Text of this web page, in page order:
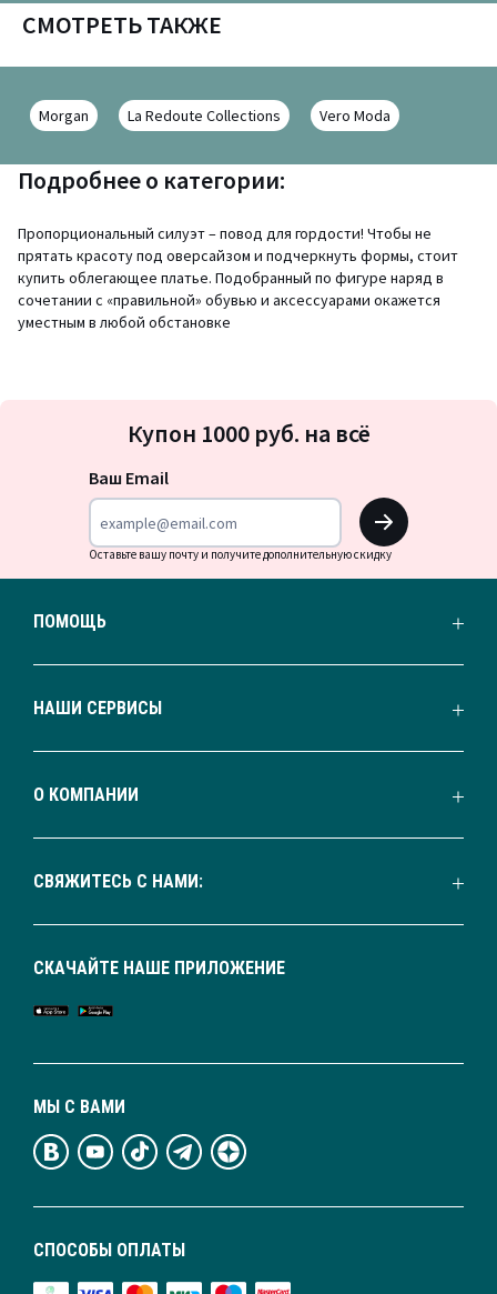
СМОТРЕТЬ ТАКЖЕ
Morgan La Redoute Collections Vero Moda
Подробнее о категории:
Пропорциональный силуэт – повод для гордости! Чтобы не
прятать красоту под оверсайзом и подчеркнуть формы, стоит
купить облегающее платье. Подобранный по фигуре наряд в
сочетании с «правильной» обувью и аксессуарами окажется
уместным в любой обстановке
на
Купон 1000 руб. на всё
Ваш Email
OK
Оставьте вашу почту и получите дополнительную скидку
ПОМОЩЬ
НАШИ СЕРВИСЫ
О КОМПАНИИ
СВЯЖИТЕСЬ С НАМИ:
СПОСОБЫ ОПЛАТЫ
МЫ С ВАМИ
СКАЧАЙТЕ НАШЕ ПРИЛОЖЕНИЕ